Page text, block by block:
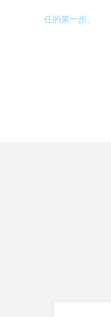
任的第一步。